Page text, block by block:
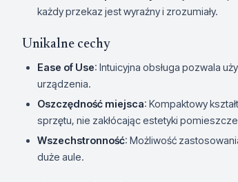
każdy przekaz jest wyraźny i zrozumiały.
Unikalne cechy
Ease of Use: Intuicyjna obsługa pozwala
urządzenia.
Oszczędność miejsca: Kompaktowy
sprzętu, nie zakłócając estetyki
Wszechstronność: Możliwość
duże aule.